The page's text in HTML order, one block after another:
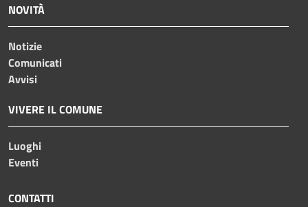
NOVITÀ
Notizie
Comunicati
Avvisi
VIVERE IL COMUNE
Luoghi
Eventi
CONTATTI